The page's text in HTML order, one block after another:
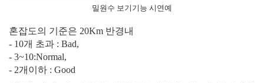
밀원수 보기기능 시연예
혼잡도의 기준은 20Km 반경내
- 10개 초과 : Bad,
- 3~10:Normal,
- 2개이하 : Good